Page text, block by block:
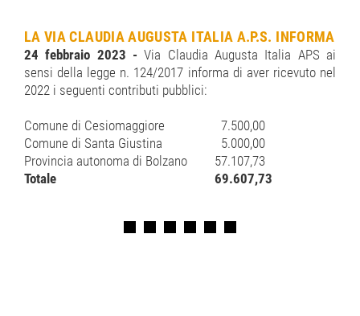
LA VIA CLAUDIA AUGUSTA ITALIA A.P.S. INFORMA
24 febbraio 2023 -Via Claudia Augusta Italia APS ai
sensi della legge n. 124/2017 informa di aver ricevuto nel
2022 i seguenti contributi pubblici:
Comune di Cesiomaggiore
7.500,00
Comune di Santa Giustina
5.000,00
Provincia autonoma di Bolzano
57.107,73
Totale
69.607,73